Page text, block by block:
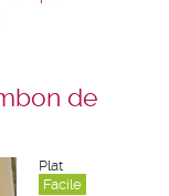
de
Plat
Facile